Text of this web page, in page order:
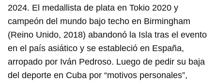
2024. El medallista de plata en Tokio 2020 y
campeón del mundo bajo techo en Birmingham
(Reino Unido, 2018) abandonó la Isla tras el evento
en el país asiático y se estableció en España,
arropado por Iván Pedroso. Luego de pedir su baja
del deporte en Cuba por “motivos personales”,